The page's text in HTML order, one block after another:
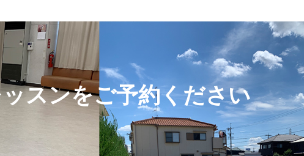
スンをご予約ください